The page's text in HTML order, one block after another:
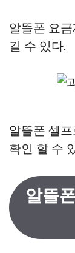
알뜰폰 요
길 수 있다.
알뜰폰 셀
확인 할 수
알뜰